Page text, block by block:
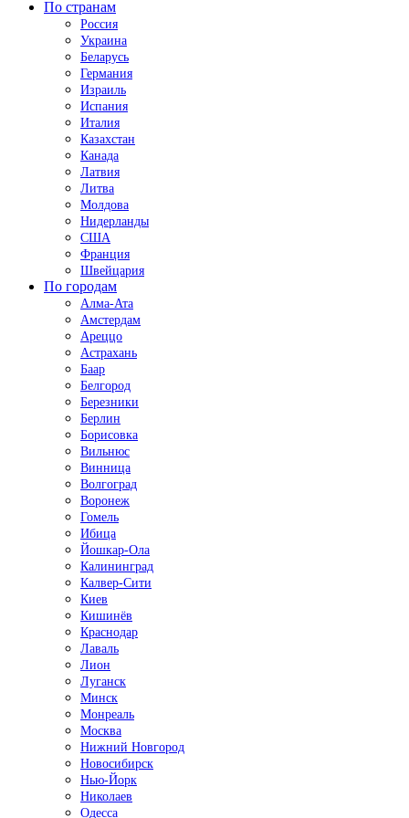
По странам
Россия
Украина
Беларусь
Германия
Израиль
Испания
Италия
Казахстан
Канада
Латвия
Литва
Молдова
Нидерланды
США
Франция
Швейцария
По городам
Алма-Ата
Амстердам
Ареццо
Астрахань
Баар
Белгород
Березники
Берлин
Борисовка
Вильнюс
Винница
Волгоград
Воронеж
Гомель
Ибица
Йошкар-Ола
Калининград
Калвер-Сити
Киев
Кишинёв
Краснодар
Лаваль
Лион
Луганск
Минск
Монреаль
Москва
Нижний Новгород
Новосибирск
Нью-Йорк
Николаев
Одесса